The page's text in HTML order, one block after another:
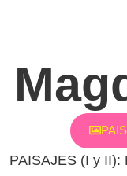
PAISAJES (I y II):